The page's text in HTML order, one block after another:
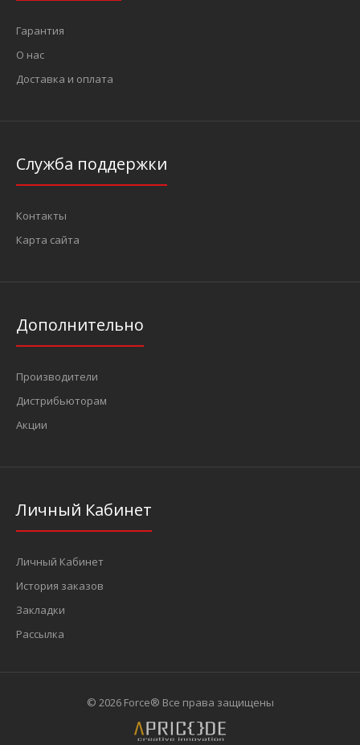
Гарантия
О нас
Доставка и оплата
Служба поддержки
Контакты
Карта сайта
Дополнительно
Производители
Дистрибьюторам
Акции
Личный Кабинет
Личный Кабинет
История заказов
Закладки
Рассылка
© 2026 Force® Все права защищены